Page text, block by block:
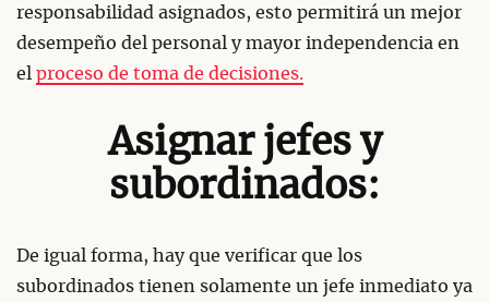
responsabilidad asignados, esto permitirá un mejor
desempeño del personal y mayor independencia en
el proceso de toma de decisiones.
Asignar jefes y
subordinados:
De igual forma, hay que verificar que los
subordinados tienen solamente un jefe inmediato ya